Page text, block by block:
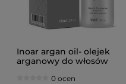
Inoar argan oil- olejek
arganowy do włosów
0 ocen